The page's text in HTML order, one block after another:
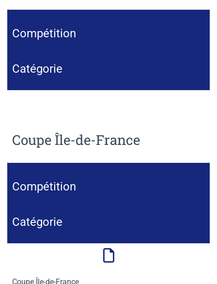
Compétition
Catégorie
Coupe Île-de-France
Compétition
Catégorie
Coupe Île-de-France